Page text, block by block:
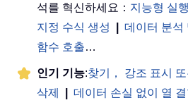
석를 혁신하세요： 지능형 실행
지정 수식 생성
데이터 분석
함수 호출…
인기 기능:찾기， 강조 표시 또
삭제
데이터 손실 없이 열